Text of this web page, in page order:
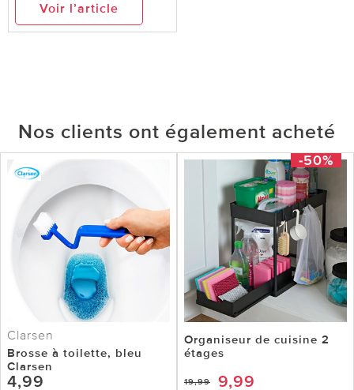
Voir l’article
Nos clients ont également acheté
Clarsen
Brosse à toilette, bleu
Clarsen
4,99
-50%
Organiseur de cuisine 2
étages
19,99 9,99